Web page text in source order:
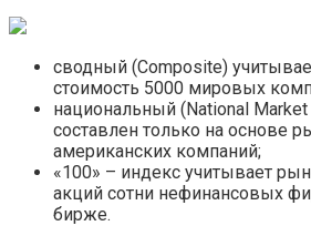
сводный (Composite)
стоимость 5000 мировых
национальный (National
составлен только на основе
американских компаний;
«100» – индекс учитывает
акций сотни нефинансовых
бирже.